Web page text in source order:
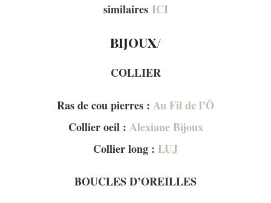
similaires ICI
BIJOUX/
COLLIER
Ras de cou pierres : Au Fil de l’Ô
Collier oeil : Alexiane Bijoux
Collier long : LUJ
BOUCLES D’OREILLES